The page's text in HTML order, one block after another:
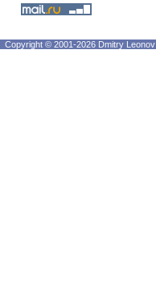
Copyright © 2001-2026 Dmitry Leonov